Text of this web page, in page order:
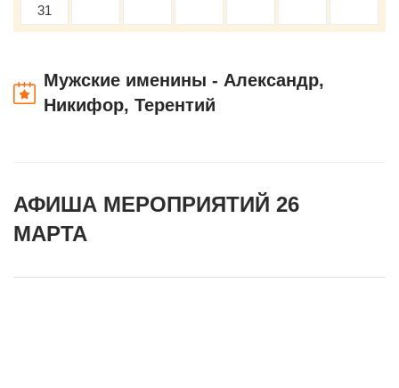
31
Мужские именины - Александр,
Никифор, Терентий
АФИША МЕРОПРИЯТИЙ 26
МАРТА